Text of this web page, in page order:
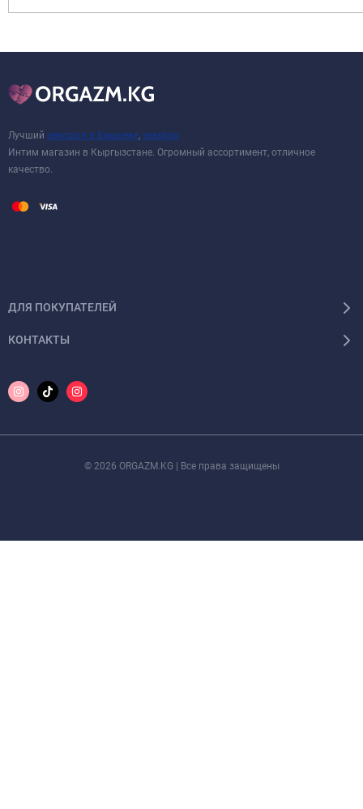
Лучший сексшоп в Бишкеке, sexshop
Интим магазин в Кыргызстане. Огромный ассортимент, отличное
качество.
ДЛЯ ПОКУПАТЕЛЕЙ
КОНТАКТЫ
© 2026 ORGAZM.KG | Все права защищены